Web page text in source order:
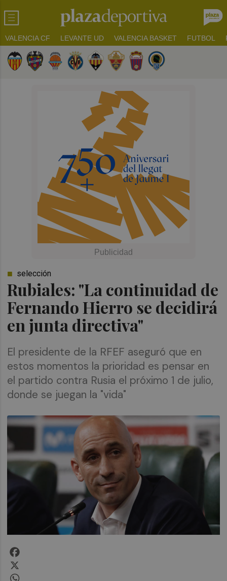
VALENCIA CF LEVANTE UD VALENCIA BASKET FUTBOL
Rubiales: "La continuidad de
Fernando Hierro se decidirá
en junta directiva"
selección
El presidente de la RFEF aseguró que en
estos momentos la prioridad es pensar en
el partido contra Rusia el próximo 1 de julio,
donde se juegan la "vida"